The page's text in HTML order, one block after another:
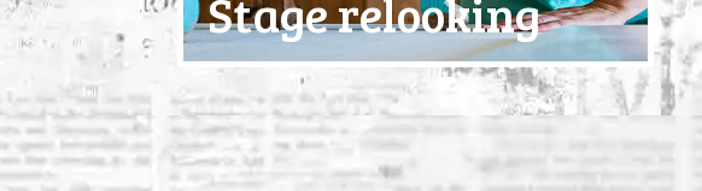
Stage relooking